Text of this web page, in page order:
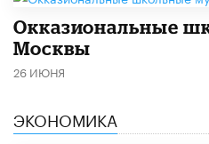
​Окказиональные
Москвы
26 ИЮНЯ
ЭКОНОМИКА